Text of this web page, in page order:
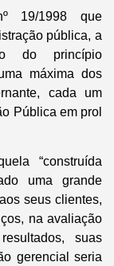
19/1998 que
pública, a
do princípio
máxima dos
cada um
Pública em prol
“construída
uma grande
seus clientes,
na avaliação
suas
gerencial seria